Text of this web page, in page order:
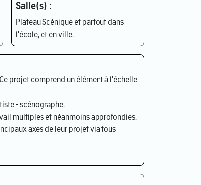
Salle(s) :
Plateau Scénique et partout dans
l'école, et en ville.
projet comprend un élément à l'échelle
- scénographe.
multiples et néanmoins approfondies.
axes de leur projet via tous